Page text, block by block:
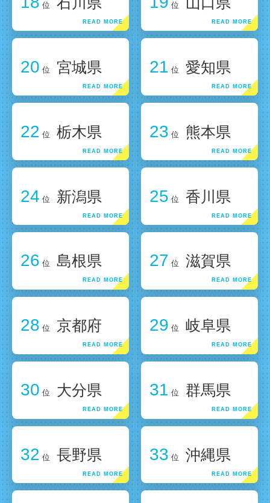
位 位
20 位 宮城県 21 位 愛知県
22 位 栃木県 23 位 熊本県
24 位 新潟県 25 位 香川県
26 位 島根県 27 位 滋賀県
28 位 京都府 29 位 岐阜県
30 位 大分県 31 位 群馬県
32 位 長野県 33 位 沖縄県